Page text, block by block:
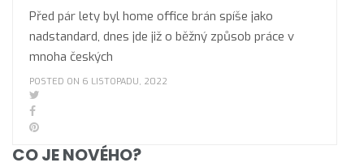
Před pár lety byl home office brán spíše jako
nadstandard, dnes jde již o běžný způsob práce v
mnoha českých
POSTED ON 6 LISTOPADU, 2022
CO JE NOVÉHO?